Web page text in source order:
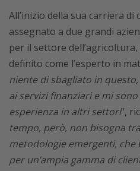
All’inizio della sua carriera
assegnato a due grandi
per il settore
definito come l’esperto in
niente di sbagliato in
ai servizi finanziari e mi
esperienza in altri settori“,
tempo, però, non bisogna
metodologie emergenti,
per un’ampia gamma di